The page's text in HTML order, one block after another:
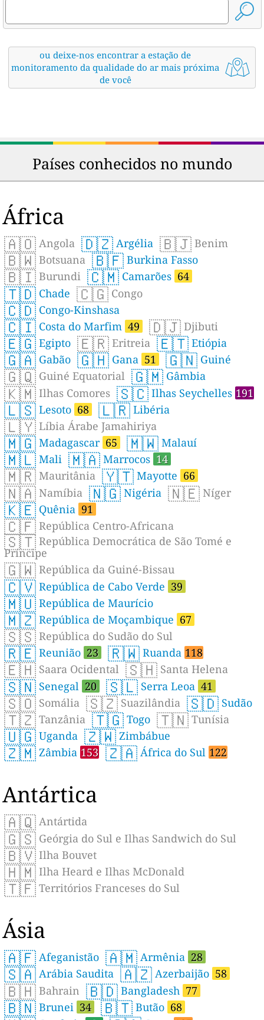
ou deixe-nos encontrar a estação de
monitoramento da qualidade do ar mais próxima
de você
Países conhecidos no mundo
África
🇦🇴 Angola 🇩🇿 Argélia 🇧🇯 Benim
🇧🇼 Botsuana 🇧🇫 Burkina Fasso
🇧🇮 Burundi 🇨🇲 Camarões 64
🇹🇩 Chade 🇨🇬 Congo
🇨🇩 Congo-Kinshasa
🇨🇮 Costa do Marfim 49 🇩🇯 Djibuti
🇪🇬 Egipto 🇪🇷 Eritreia 🇪🇹 Etiópia
🇬🇦 Gabão 🇬🇭 Gana 51 🇬🇳 Guiné
🇬🇶 Guiné Equatorial 🇬🇲 Gâmbia
🇰🇲 Ilhas Comores 🇸🇨 Ilhas Seychelles 191
🇱🇸 Lesoto 68 🇱🇷 Libéria
🇱🇾 Líbia Árabe Jamahiriya
🇲🇬 Madagascar 65 🇲🇼 Malauí
🇲🇱 Mali 🇲🇦 Marrocos 14
🇲🇷 Mauritânia 🇾🇹 Mayotte 66
🇳🇦 Namíbia 🇳🇬 Nigéria 🇳🇪 Níger
🇰🇪 Quênia 91
🇨🇫 República Centro-Africana
🇸🇹 República Democrática de São Tomé e
Príncipe
🇬🇼 República da Guiné-Bissau
🇨🇻 República de Cabo Verde 39
🇲🇺 República de Maurício
🇲🇿 República de Moçambique 67
🇸🇸 República do Sudão do Sul
🇷🇪 Reunião 23 🇷🇼 Ruanda 118
🇪🇭 Saara Ocidental 🇸🇭 Santa Helena
🇸🇳 Senegal 20 🇸🇱 Serra Leoa 41
🇸🇴 Somália 🇸🇿 Suazilândia 🇸🇩 Sudão
🇹🇿 Tanzânia 🇹🇬 Togo 🇹🇳 Tunísia
🇺🇬 Uganda 🇿🇼 Zimbábue
🇿🇲 Zâmbia 153 🇿🇦 África do Sul 122
Antártica
🇦🇶 Antártida
🇬🇸 Geórgia do Sul e Ilhas Sandwich do Sul
🇧🇻 Ilha Bouvet
🇭🇲 Ilha Heard e Ilhas McDonald
🇹🇫 Territórios Franceses do Sul
Ásia
🇦🇫 Afeganistão 🇦🇲 Armênia 28
🇸🇦 Arábia Saudita 🇦🇿 Azerbaijão 58
🇧🇭 Bahrain 🇧🇩 Bangladesh 77
🇧🇳 Brunei 34 🇧🇹 Butão 68